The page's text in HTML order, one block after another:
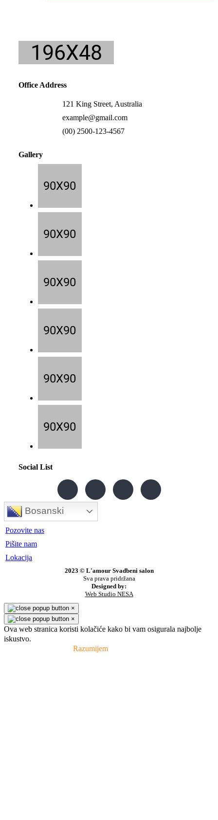
Office Address
121 King Street, Australia
example@gmail.com
(00) 2500-123-4567
Gallery
Social List
Bosanski
Pozovite nas
Pišite nam
Lokacija
2023 © L'amour Svadbeni salon
Sva prava pridržana
Designed by:
Web Studio NESA
×
×
Ova web stranica koristi kolačiće kako bi vam osigurala najbolje
iskustvo.
Razumijem